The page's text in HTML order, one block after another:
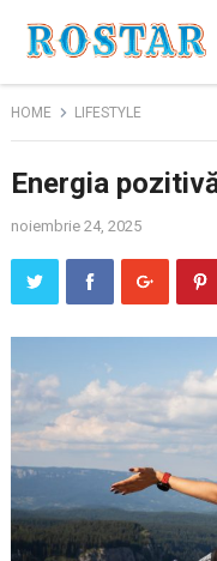
HOME LIFESTYLE
Energia
noiembrie 24, 2025